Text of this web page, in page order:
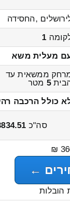
,החסידה
1
מעלית משא
ממשאית עד
5 מטר
כולל הרכבה
סה"כ
←